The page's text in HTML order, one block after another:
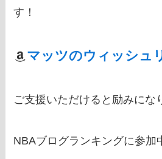
す！
マッツのウィッシュ
ご支援いただけると励みにな
NBAブログランキングに参加